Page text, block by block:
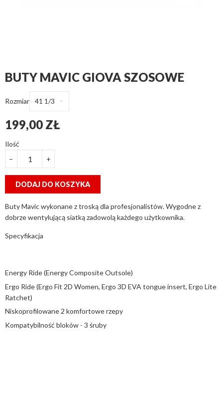
BUTY MAVIC GIOVA SZOSOWE
Rozmiar
199,00 ZŁ
Ilość
−
+
DODAJ DO KOSZYKA
Buty Mavic wykonane z troską dla profesjonalistów. Wygodne z
dobrze wentylującą siatką zadowolą każdego użytkownika.
Specyfikacja
Energy Ride (Energy Composite Outsole)
Ergo Ride (Ergo Fit 2D Women, Ergo 3D EVA tongue insert, Ergo Lite
Ratchet)
Niskoprofilowane 2 komfortowe rzepy
Kompatybilność bloków - 3 śruby